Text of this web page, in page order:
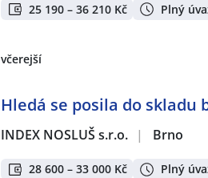
25 190 – 36 210 Kč Plný
včerejší
Hledá se posila do skladu
INDEX NOSLUŠ s.r.o. | Brno
28 600 – 33 000 Kč Plný